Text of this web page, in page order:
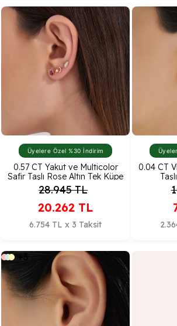
Üyelere Özel %30 İndirim
0.57 CT Yakut ve Multicolor
Safir Taşlı Rose Altın Tek Küpe
28.945TL
20.262 TL
6.754 TL x 3 Taksit
0.04 CT
+3